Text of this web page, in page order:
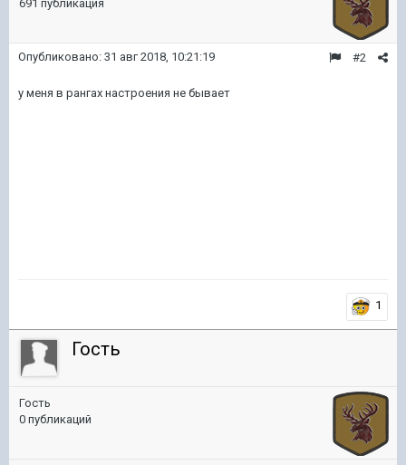
691 публикация
#2
Опубликовано: 31 авг 2018, 10:21:19
у меня в рангах настроения не бывает
1
Гость
Гость
0 публикаций